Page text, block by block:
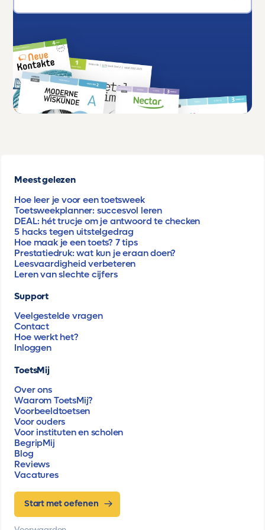
Meest gelezen
Hoe leer je voor een toetsweek
Toetsweekplanner: succesvol leren
DEAL: hét trucje om je antwoord te checken
5 hacks tegen uitstelgedrag
Hoe maak je een toets? 7 tips
Prestatiedruk: wat kun je eraan doen?
Leesvaardigheid verbeteren
Leren van slechte cijfers
Support
Veelgestelde vragen
Contact
Hoe werkt het?
Inloggen
ToetsMij
Over ons
Waarom ToetsMij?
Voorbeeldtoetsen
Voor ouders
Voor instituten en scholen
BegripMij
Blog
Reviews
Vacatures
Start met oefenen